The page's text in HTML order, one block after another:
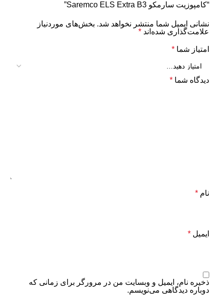
“کامپوزیت سارمکو Saremco ELS Extra B3”
نشانی ایمیل شما منتشر نخواهد شد. بخش‌های موردنیاز
علامت‌گذاری شده‌اند *
امتیاز شما *
دیدگاه شما *
نام *
ایمیل *
ذخیره نام، ایمیل و وبسایت من در مرورگر برای زمانی که
دوباره دیدگاهی می‌نویسم.